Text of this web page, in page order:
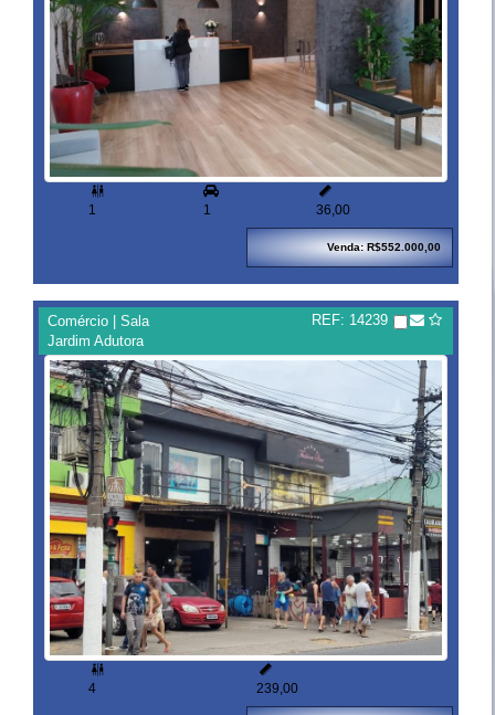

1 1

36,00
Venda: R$552.000,00
Comércio | Sala
Jardim Adutora
REF: 14239

4

239,00